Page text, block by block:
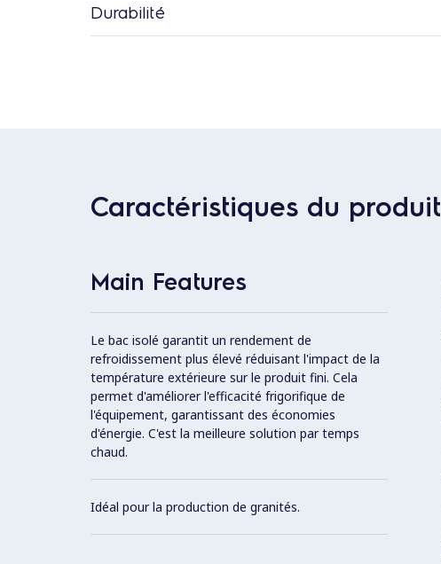
Durabilité
Caractéristiques du produit
Main Features
Le bac isolé garantit un rendement de
refroidissement plus élevé réduisant l'impact de la
température extérieure sur le produit fini. Cela
permet d'améliorer l'efficacité frigorifique de
l'équipement, garantissant des économies
d'énergie. C'est la meilleure solution par temps
chaud.
Idéal pour la production de granités.